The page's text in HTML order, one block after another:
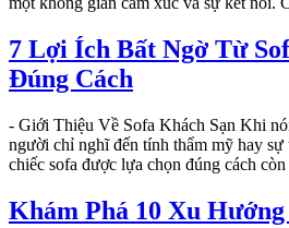
7 Lợi Ích Bất Ngờ Từ
Đúng Cách
- Giới Thiệu Về Sofa Khách Sạn Khi
người chỉ nghĩ đến tính thẩm mỹ hay
chiếc sofa được lựa chọn đúng cách
Khám Phá 10 Xu